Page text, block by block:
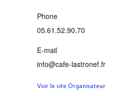
Phone
05.61.52.90.70
E-mail
info@cafe-lastronef.fr
Voir le site Organisateur